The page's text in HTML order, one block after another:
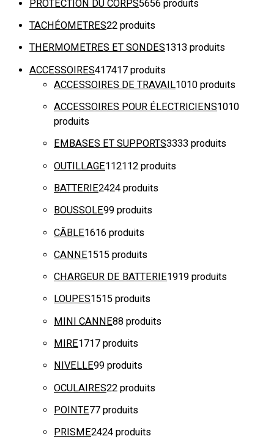
PROTECTION DU CORPS5656 produits
TACHÉOMETRES22 produits
THERMOMETRES ET SONDES1313 produits
ACCESSOIRES417417 produits
ACCESSOIRES DE TRAVAIL1010 produits
ACCESSOIRES POUR ÉLECTRICIENS1010
produits
EMBASES ET SUPPORTS3333 produits
OUTILLAGE112112 produits
BATTERIE2424 produits
BOUSSOLE99 produits
CÂBLE1616 produits
CANNE1515 produits
CHARGEUR DE BATTERIE1919 produits
LOUPES1515 produits
MINI CANNE88 produits
MIRE1717 produits
NIVELLE99 produits
OCULAIRES22 produits
POINTE77 produits
PRISME2424 produits